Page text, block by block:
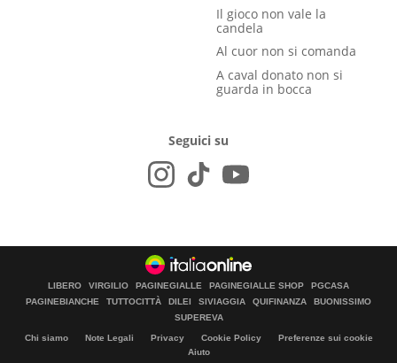
Il gioco non vale la
candela
Al cuor non si comanda
A caval donato non si
guarda in bocca
Seguici su
LIBERO VIRGILIO PAGINEGIALLE PAGINEGIALLE SHOP
PGCASA
PAGINEBIANCHE
TUTTOCITTÀ DILEI SIVIAGGIA QUIFINANZA
BUONISSIMO
SUPEREVA
Chi siamo Note Legali Privacy Cookie Policy
Preferenze sui cookie
Aiuto